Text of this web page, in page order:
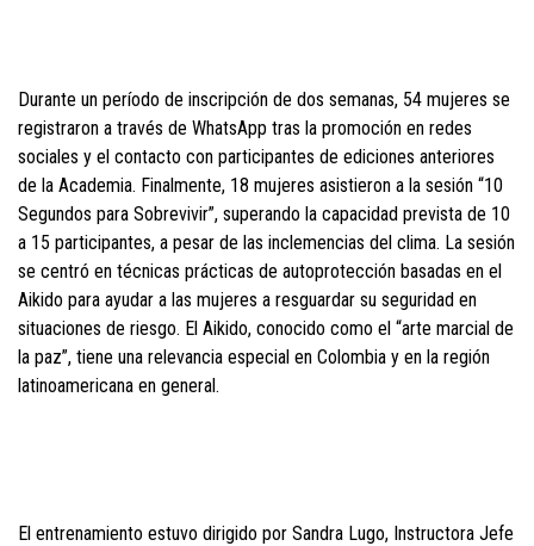
Durante un período de inscripción de dos semanas, 54 mujeres se
registraron a través de WhatsApp tras la promoción en redes
sociales y el contacto con participantes de ediciones anteriores
de la Academia. Finalmente, 18 mujeres asistieron a la sesión “10
Segundos para Sobrevivir”, superando la capacidad prevista de 10
a 15 participantes, a pesar de las inclemencias del clima. La sesión
se centró en técnicas prácticas de autoprotección basadas en el
Aikido para ayudar a las mujeres a resguardar su seguridad en
situaciones de riesgo. El Aikido, conocido como el “arte marcial de
la paz”, tiene una relevancia especial en Colombia y en la región
latinoamericana en general.
El entrenamiento estuvo dirigido por Sandra Lugo, Instructora Jefe